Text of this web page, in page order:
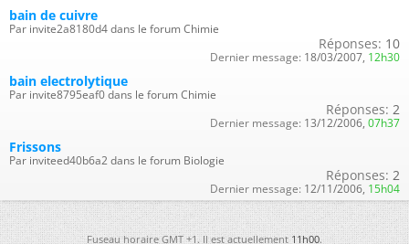
bain de cuivre
Par invite2a8180d4 dans le forum Chimie
Réponses: 10
Dernier message: 18/03/2007, 12h30
bain electrolytique
Par invite8795eaf0 dans le forum Chimie
Réponses: 2
Dernier message: 13/12/2006, 07h37
Frissons
Par inviteed40b6a2 dans le forum Biologie
Réponses: 2
Dernier message: 12/11/2006, 15h04
Fuseau horaire GMT +1. Il est actuellement11h00.